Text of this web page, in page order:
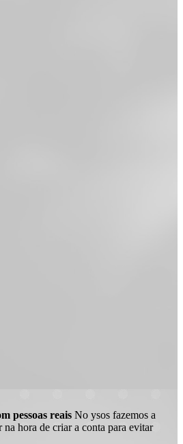
pessoas reais No ysos fazemos a
hora de criar a conta para evitar